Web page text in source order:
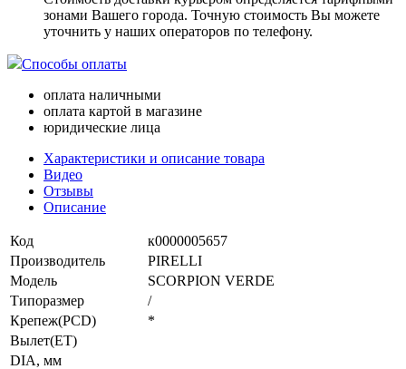
зонами Вашего города. Точную стоимость Вы можете
уточнить у наших операторов по телефону.
Способы оплаты
оплата наличными
оплата картой в магазине
юридические лица
Характеристики и описание товара
Видео
Отзывы
Описание
Код
к0000005657
Производитель
PIRELLI
Модель
SCORPION VERDE
Типоразмер
/
Крепеж(PCD)
*
Вылет(ET)
DIA, мм